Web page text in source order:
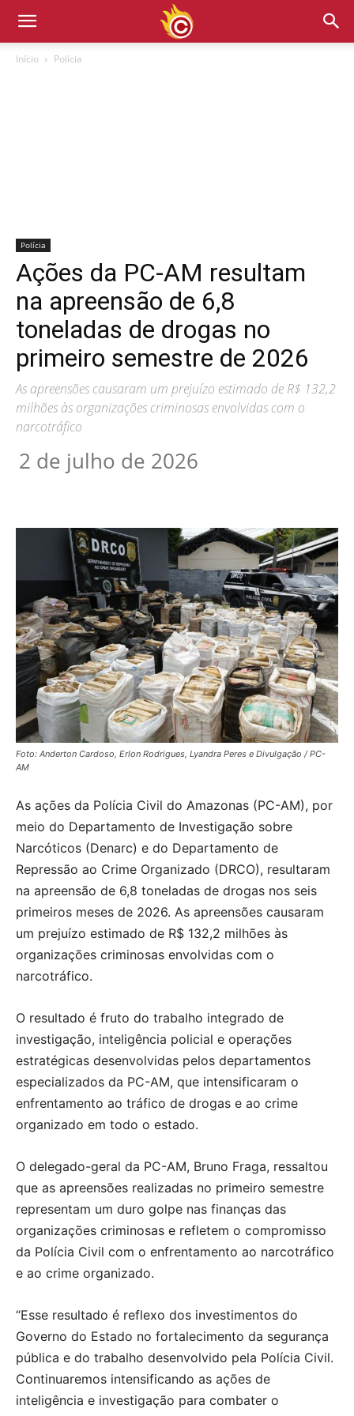
Início Polícia
Polícia
Ações da PC-AM resultam
na apreensão de 6,8
toneladas de drogas no
primeiro semestre de 2026
As apreensões causaram um prejuízo estimado de R$ 132,2
milhões às organizações criminosas envolvidas com o
narcotráfico
2 de julho de 2026
Foto: Anderton Cardoso, Erlon Rodrigues, Lyandra Peres e Divulgação / PC-
AM
As ações da Polícia Civil do Amazonas (PC-AM), por
meio do Departamento de Investigação sobre
Narcóticos (Denarc) e do Departamento de
Repressão ao Crime Organizado (DRCO), resultaram
na apreensão de 6,8 toneladas de drogas nos seis
primeiros meses de 2026. As apreensões causaram
um prejuízo estimado de R$ 132,2 milhões às
organizações criminosas envolvidas com o
narcotráfico.
O resultado é fruto do trabalho integrado de
investigação, inteligência policial e operações
estratégicas desenvolvidas pelos departamentos
especializados da PC-AM, que intensificaram o
enfrentamento ao tráfico de drogas e ao crime
organizado em todo o estado.
O delegado-geral da PC-AM, Bruno Fraga, ressaltou
que as apreensões realizadas no primeiro semestre
representam um duro golpe nas finanças das
organizações criminosas e refletem o compromisso
da Polícia Civil com o enfrentamento ao narcotráfico
e ao crime organizado.
“Esse resultado é reflexo dos investimentos do
Governo do Estado no fortalecimento da segurança
pública e do trabalho desenvolvido pela Polícia Civil.
Continuaremos intensificando as ações de
inteligência e investigação para combater o